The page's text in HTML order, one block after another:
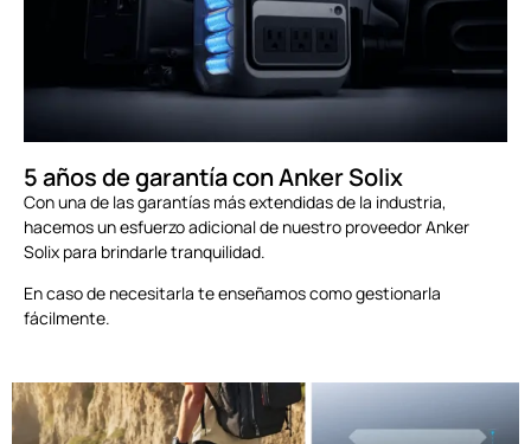
5 años de garantía con Anker Solix
Con una de las garantías más extendidas de la industria,
hacemos un esfuerzo adicional de nuestro proveedor Anker
Solix para brindarle tranquilidad.
En caso de necesitarla te enseñamos como gestionarla
fácilmente.